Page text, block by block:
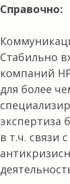
Справочно:
Стабильно
компаний
для более
экспертиза
в т.ч. связи